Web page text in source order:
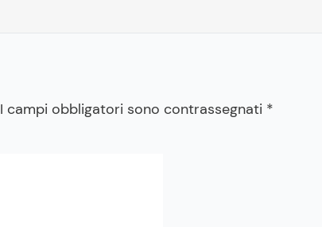
I campi obbligatori sono contrassegnati *